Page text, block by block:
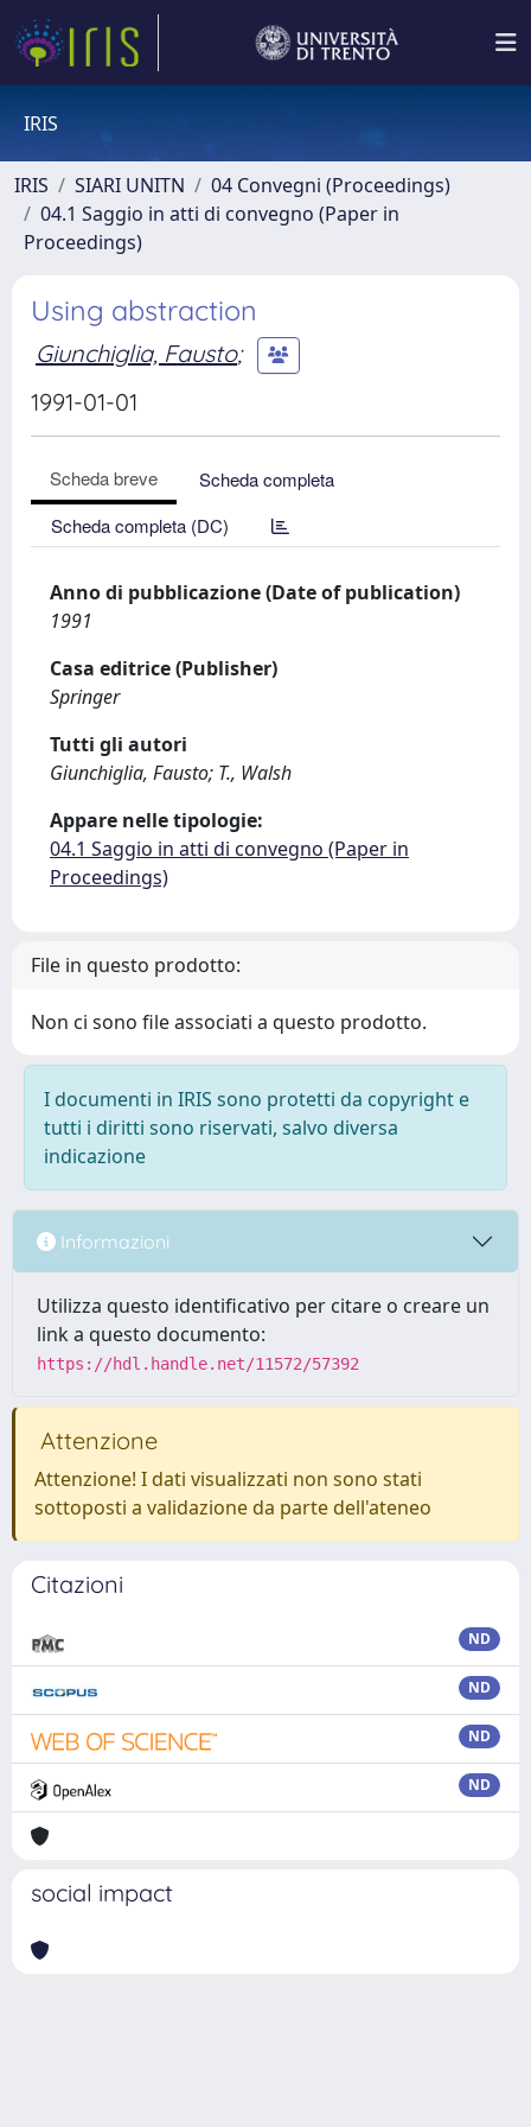
IRIS
IRIS SIARI UNITN
04 Convegni (Proceedings)
04.1 Saggio in atti di convegno (Paper in
Proceedings)
Using abstraction
Giunchiglia, Fausto;
1991-01-01
Scheda breve
Scheda completa
Scheda completa (DC)
Anno di pubblicazione (Date of publication)
1991
Casa editrice (Publisher)
Springer
Tutti gli autori
Giunchiglia, Fausto; T., Walsh
Appare nelle tipologie:
04.1 Saggio in atti di convegno (Paper in
Proceedings)
File in questo prodotto:
Non ci sono file associati a questo prodotto.
I documenti in IRIS sono protetti da copyright e
tutti i diritti sono riservati, salvo diversa
indicazione
Informazioni
Utilizza questo identificativo per citare o creare un
link a questo documento:
https://hdl.handle.net/11572/57392
Attenzione
Attenzione! I dati visualizzati non sono stati
sottoposti a validazione da parte dell'ateneo
Citazioni
ND
ND
ND
ND
social impact